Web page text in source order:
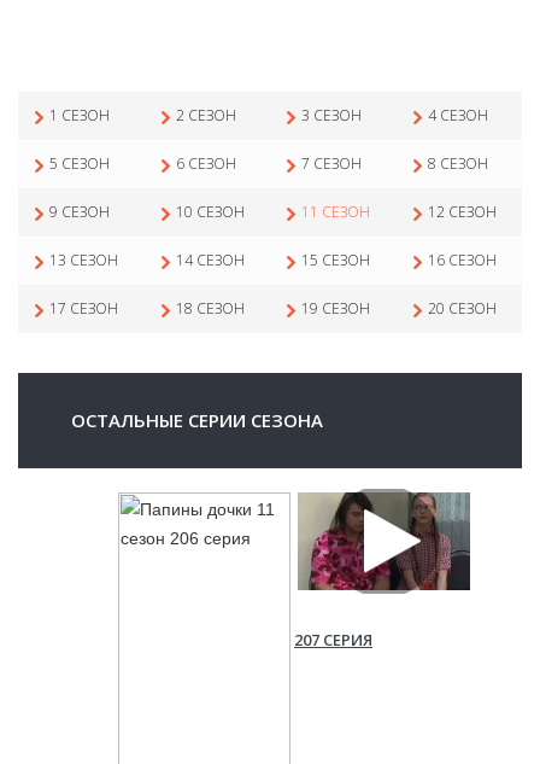
1 СЕЗОН 2 СЕЗОН 3 СЕЗОН 4 СЕЗОН
5 СЕЗОН 6 СЕЗОН 7 СЕЗОН 8 СЕЗОН
9 СЕЗОН 10 СЕЗОН 11 СЕЗОН 12 СЕЗОН
13 СЕЗОН 14 СЕЗОН 15 СЕЗОН 16 СЕЗОН
17 СЕЗОН 18 СЕЗОН 19 СЕЗОН 20 СЕЗОН
ОСТАЛЬНЫЕ СЕРИИ СЕЗОНА
207 СЕРИЯ